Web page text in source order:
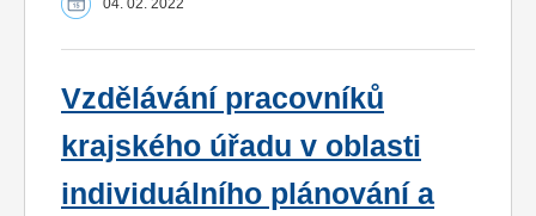
04. 02. 2022
Vzdělávání pracovníků
krajského úřadu v oblasti
individuálního plánování a